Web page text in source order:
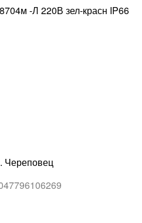
-Л 220В зел-красн IP66
Череповец